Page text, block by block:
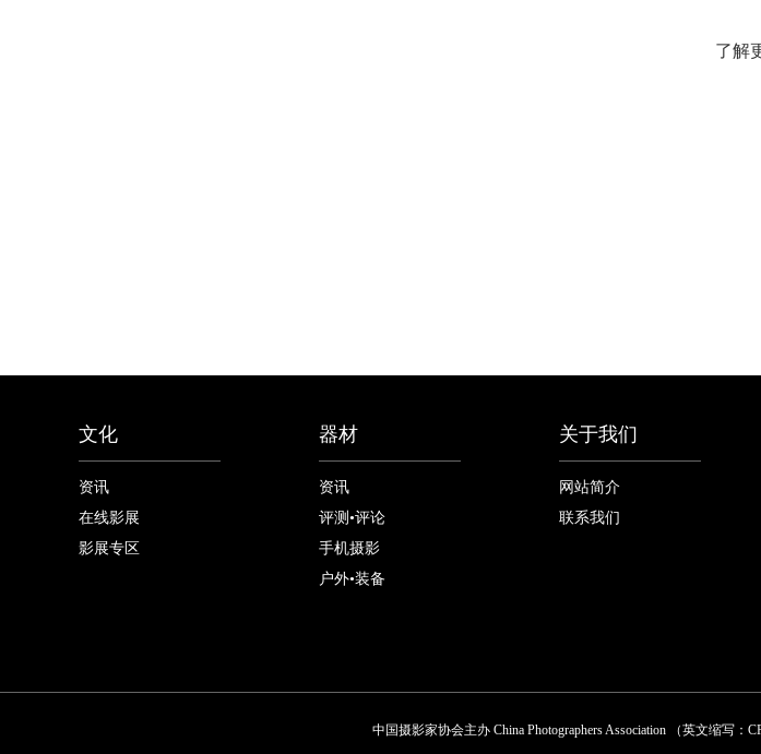
了解
文化
资讯
在线影展
影展专区
器材
资讯
评测•评论
手机摄影
户外•装备
关于我们
网站简介
联系我们
中国摄影家协会主办 China Photographers Association （英文缩写：